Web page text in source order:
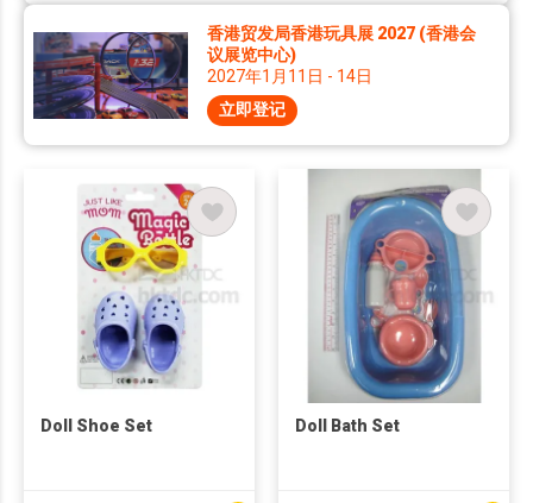
香港贸发局香港玩具展 2027 (香港会
议展览中心)
2027年1月11日 - 14日
立即登记
Doll Shoe Set Doll Bath Set